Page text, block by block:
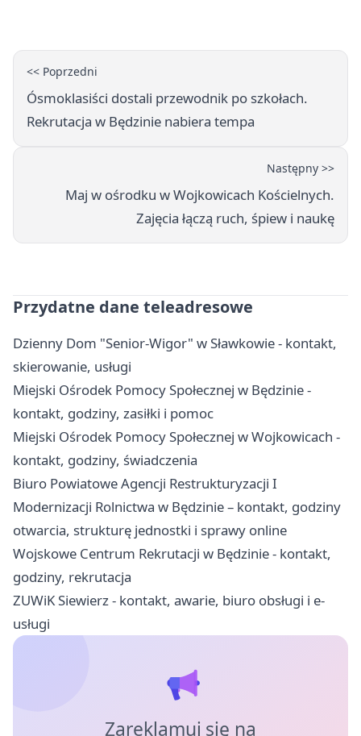
<< Poprzedni
Ósmoklasiści dostali przewodnik po szkołach.
Rekrutacja w Będzinie nabiera tempa
Następny >>
Maj w ośrodku w Wojkowicach Kościelnych.
Zajęcia łączą ruch, śpiew i naukę
Przydatne dane teleadresowe
Dzienny Dom "Senior-Wigor" w Sławkowie - kontakt,
skierowanie, usługi
Miejski Ośrodek Pomocy Społecznej w Będzinie -
kontakt, godziny, zasiłki i pomoc
Miejski Ośrodek Pomocy Społecznej w Wojkowicach -
kontakt, godziny, świadczenia
Biuro Powiatowe Agencji Restrukturyzacji I
Modernizacji Rolnictwa w Będzinie – kontakt, godziny
otwarcia, strukturę jednostki i sprawy online
Wojskowe Centrum Rekrutacji w Będzinie - kontakt,
godziny, rekrutacja
ZUWiK Siewierz - kontakt, awarie, biuro obsługi i e-
usługi
Zareklamuj się na